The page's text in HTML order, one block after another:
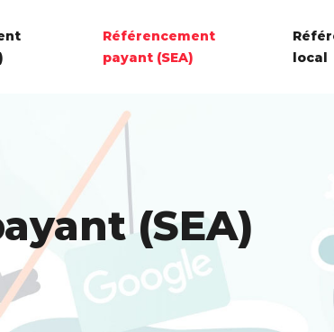
Référencement
payant (SEA)
local
(SEA)